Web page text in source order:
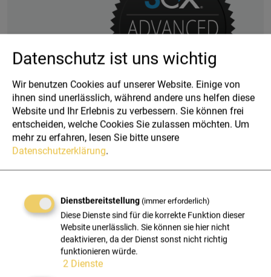
Xperte für
VOIP Telefonie
Datenschutz ist uns wichtig
Wir benutzen Cookies auf unserer Website. Einige von
ihnen sind unerlässlich, während andere uns helfen diese
Website und Ihr Erlebnis zu verbessern. Sie können frei
entscheiden, welche Cookies Sie zulassen möchten. Um
mehr zu erfahren, lesen Sie bitte unsere
Datenschutzerklärung.
Dienstbereitstellung (immer erforderlich)
Diese Dienste sind für die korrekte Funktion dieser
Website unerlässlich. Sie können sie hier nicht
deaktivieren, da der Dienst sonst nicht richtig
funktionieren würde.
2 Dienste